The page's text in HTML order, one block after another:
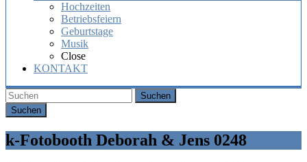
Hochzeiten
Betriebsfeiern
Geburtstage
Musik
Close
KONTAKT
Suchen
k-Fotobooth Deborah & Jens 0248